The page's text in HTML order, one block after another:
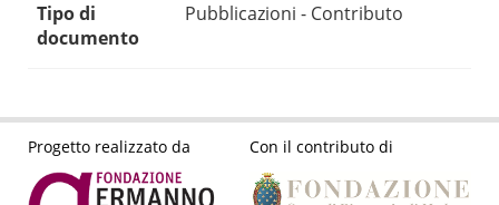
Tipo di
documento
Pubblicazioni - Contributo
Progetto realizzato da Con il contributo di